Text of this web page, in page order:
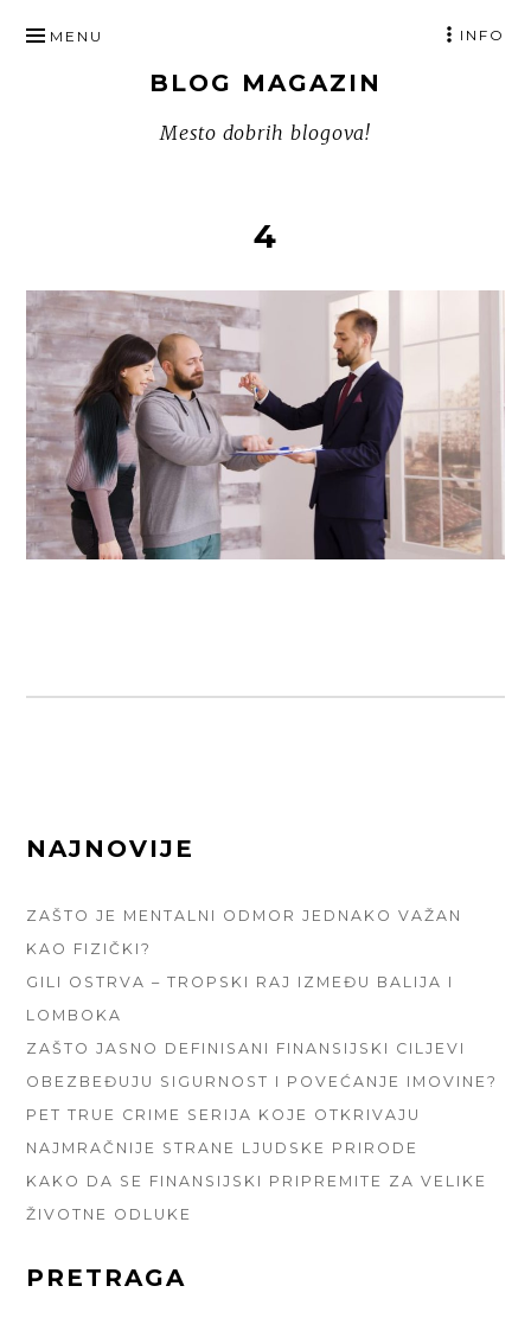
TO
BLOG MAGAZIN
Mesto dobrih blogova!
MENU INFO
4
FOOTER
NAJNOVIJE
ZAŠTO JE MENTALNI ODMOR JEDNAKO VAŽAN
KAO FIZIČKI?
GILI OSTRVA – TROPSKI RAJ IZMEĐU BALIJA I
LOMBOKA
ZAŠTO JASNO DEFINISANI FINANSIJSKI CILJEVI
OBEZBEĐUJU SIGURNOST I POVEĆANJE IMOVINE?
PET TRUE CRIME SERIJA KOJE OTKRIVAJU
NAJMRAČNIJE STRANE LJUDSKE PRIRODE
KAKO DA SE FINANSIJSKI PRIPREMITE ZA VELIKE
ŽIVOTNE ODLUKE
PRETRAGA